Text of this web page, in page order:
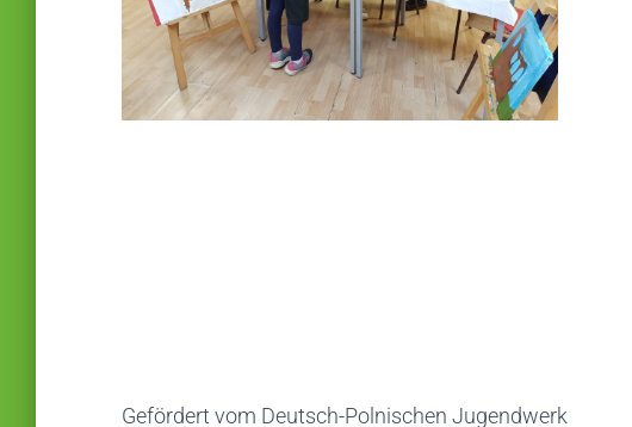
Gefördert vom Deutsch-Polnischen Jugendwerk